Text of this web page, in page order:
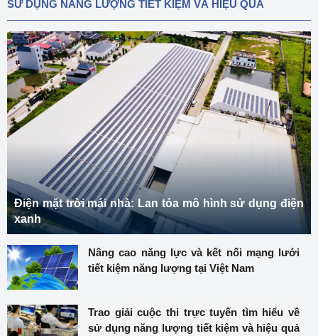
SỬ DỤNG NĂNG LƯỢNG TIẾT KIỆM VÀ HIỆU QUẢ
Điện mặt trời mái nhà: Lan tỏa mô hình sử dụng điện
xanh
Nâng cao năng lực và kết nối mạng lưới
tiết kiệm năng lượng tại Việt Nam
Trao giải cuộc thi trực tuyến tìm hiểu về
sử dụng năng lượng tiết kiệm và hiệu quả